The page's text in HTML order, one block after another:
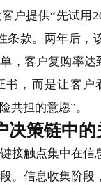
户提供“先试用
条款。两年后，
，客户复购率达
书，而是让客户
共担的意愿”。
决策链中的
触点集中在信
。信息收集阶段